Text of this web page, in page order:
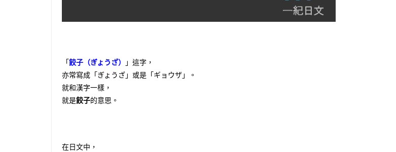
「餃子（ぎょうざ）
」這字，
亦常寫成「ぎょうざ」或是「ギョウザ」。
就和漢字一樣，
就是餃子的意思。
在日文中，